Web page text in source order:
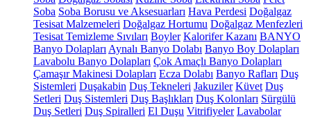
Soba Soba Borusu ve Aksesuarları Hava Perdesi Doğalgaz
Tesisat Malzemeleri Doğalgaz Hortumu Doğalgaz Menfezleri
Tesisat Temizleme Sıvıları Boyler Kalorifer Kazanı BANYO
Banyo Dolapları Aynalı Banyo Dolabı Banyo Boy Dolapları
Lavabolu Banyo Dolapları Çok Amaçlı Banyo Dolapları
Çamaşır Makinesi Dolapları Ecza Dolabı Banyo Rafları Duş
Sistemleri Duşakabin Duş Tekneleri Jakuziler Küvet Duş
Setleri Duş Sistemleri Duş Başlıkları Duş Kolonları Sürgülü
Duş Setleri Duş Spiralleri El Duşu Vitrifiyeler Lavabolar